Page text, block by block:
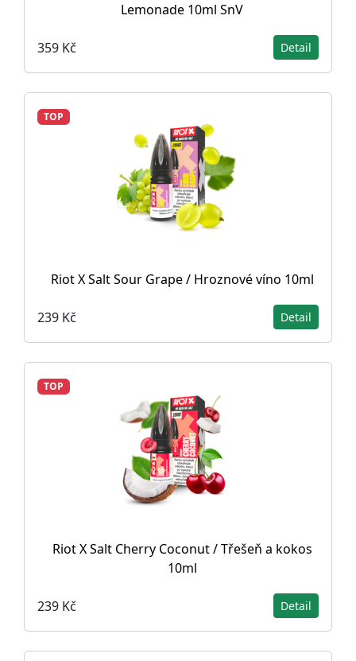
Lemonade 10ml SnV
359 Kč Detail
TOP
Riot X Salt Sour Grape / Hroznové víno 10ml
239 Kč Detail
TOP
Riot X Salt Cherry Coconut / Třešeň a kokos
10ml
239 Kč Detail